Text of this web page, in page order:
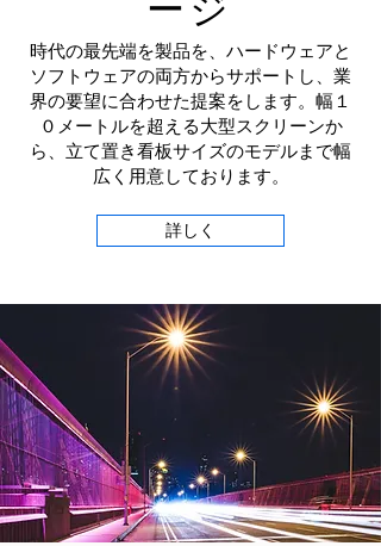
時代の最先端を製品を、ハードウェアと
ソフトウェアの両方からサポートし、業
界の要望に合わせた提案をします。幅１
０メートルを超える大型スクリーンか
ら、立て置き看板サイズのモデルまで幅
広く用意しております。
詳しく